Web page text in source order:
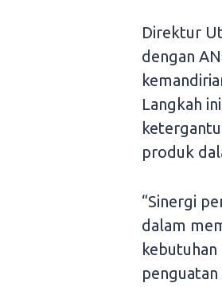
Direktur
dengan
Langkah
produk
“Sinergi
dalam